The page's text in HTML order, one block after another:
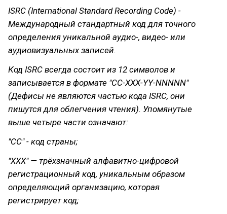
ISRC (International Standard Recording Code) -
Международный стандартный код для точного
определения уникальной аудио-, видео- или
аудиовизуальных записей.
Код ISRC всегда состоит из 12 символов и
записывается в формате "CC-XXX-YY-NNNNN"
(Дефисы не являются частью кода ISRC, они
пишутся для облегчения чтения). Упомянутые
выше четыре части означают:
"CC" - код страны;
"XXX" — трёхзначный алфавитно-цифровой
регистрационный код, уникальным образом
определяющий организацию, которая
регистрирует код;